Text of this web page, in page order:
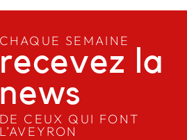
CHAQUE SEMAINE
recevez la
news​
DE CEUX QUI FONT
L’AVEYRON